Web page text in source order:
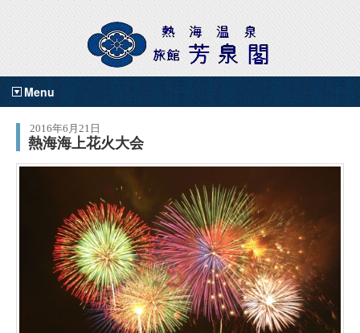
Menu
2016年6月21日
熱海海上花火大会